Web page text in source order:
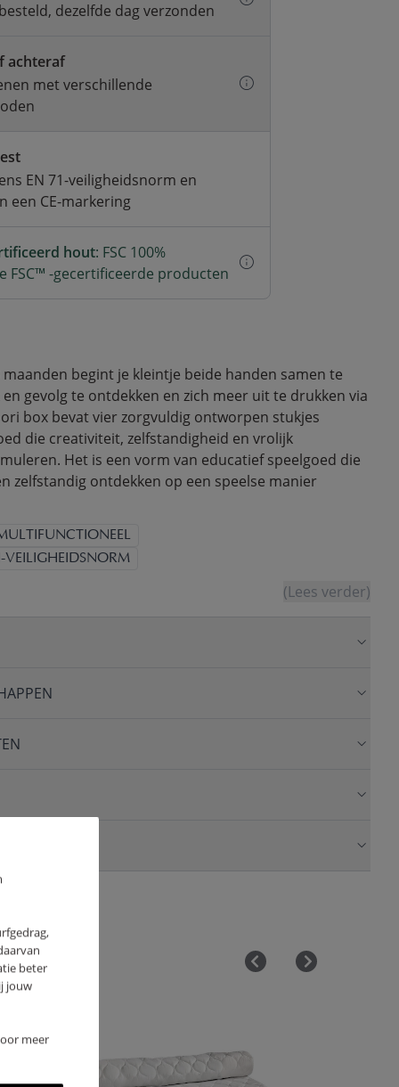
beter
jouw
meer
dezelfde dag verzonden
achteraf
met verschillende
EN 71-veiligheidsnorm en
een CE-markering
hout: FSC 100%
FSC™ -gecertificeerde producten
maanden begint je kleintje beide handen samen te
gevolg te ontdekken en zich meer uit te drukken via
box bevat vier zorgvuldig ontworpen stukjes
die creativiteit, zelfstandigheid en vrolijk
Het is een vorm van educatief speelgoed die
zelfstandig ontdekken op een speelse manier
(Lees verder)